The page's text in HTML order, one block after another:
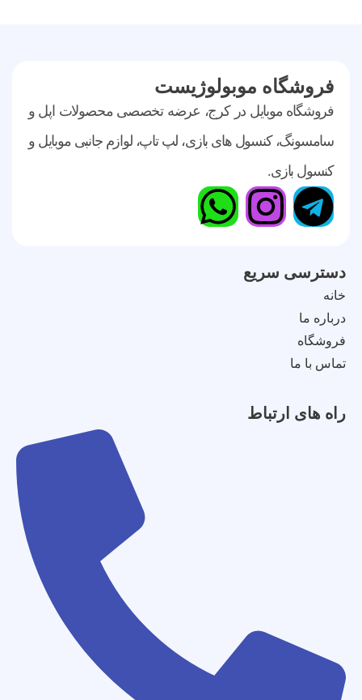
فروشگاه موبولوژیست
فروشگاه موبایل در کرج، عرضه تخصصی محصولات اپل و
سامسونگ، کنسول های بازی، لپ تاپ، لوازم جانبی موبایل و
کنسول بازی.
دسترسی سریع
خانه
درباره ما
فروشگاه
تماس با ما
راه های ارتباط